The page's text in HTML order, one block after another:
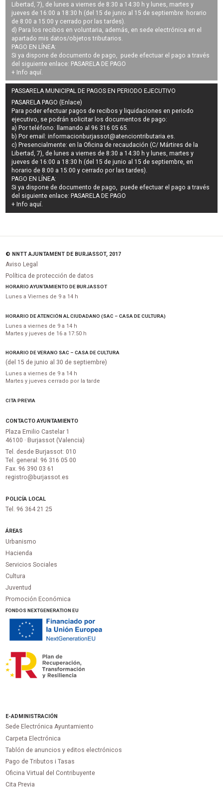
Libertad, 7), de lunes a viernes de 8:30 a 14:30 h y lunes, martes y
jueves de 16:00 a 18:30 h (del 15 de junio al 15 de septiembre: horario
de 8:00 a 15:00 y cerrado por las tardes).
d) Para los recibos en voluntaria, además, en sede electrónica en el
apartado mis datos/objetos tributarios.
PAGO EN LÍNEA:
Si ya dispone de documento de pago, puede efectuar el pago a través
del siguiente enlace: PASARELA DE PAGO
+ Info aquí.
PASSARELA MUNICIPAL DE PAGOS EN PERIODO EJECUTIVO
PASARELA PAGO (Enlace)
Para poder efectuar pagos derecibos y liquidaciones en periodo
ejecutivo, se podrán solicitar los documentos de pago:
a) Por teléfono: llamando al 96 316 05 65.
b) Por email:informacionburjassot@atenciontributaria.es.
c) Presencialmente: en la Oficina de recaudación (C/ Mártires de la
Libertad, 7), de lunes a viernes de 8:30 a 14:30 h y lunes, martes y
jueves de 16:00 a 18:30 h (del 15 de junio al 15 de septiembre, en
horario de 8:00 a 15:00 y cerrado por las tardes).
PAGO EN LÍNEA:
Si ya dispone de documento de pago, puede efectuar el pago a través
del siguiente enlace: PASARELA DE PAGO
+ Info aquí.
© NNTT AJUNTAMENT DE BURJASSOT, 2017
Aviso Legal
Política de protección de datos
HORARIO AYUNTAMIENTO DE BURJASSOT
Lunes a Viernes de 9 a 14 h
HORARIO DE ATENCIÓN AL CIUDADANO (SAC – CASA DE CULTURA)
Lunes a viernes de 9 a 14 h
Martes y jueves de 16 a 17:50 h
HORARIO DE VERANO SAC – CASA DE CULTURA
(del 15 de junio al 30 de septiembre)
Lunes a viernes de 9 a 14 h
Martes y jueves cerrado por la tarde
CITA PREVIA
CONTACTO AYUNTAMIENTO
Plaza Emilio Castelar 1
46100 · Burjassot (Valencia)
Tel. desde Burjassot: 010
Tel. general: 96 316 05 00
Fax. 96 390 03 61
registro@burjassot.es
POLICÍA LOCAL
Tel. 96 364 21 25
ÁREAS
Urbanismo
Hacienda
Servicios Sociales
Cultura
Juventud
Promoción Económica
FONDOS NEXTGENERATION EU
E-ADMINISTRACIÓN
Sede Electrónica Ayuntamiento
Carpeta Electrónica
Tablón de anuncios y editos electrónicos
Pago de Tributos i Tasas
Oficina Virtual del Contribuyente
Cita Previa